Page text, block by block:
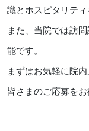
識とホスピタリティ
また、当院では訪
能です。
まずはお気軽に院
皆さまのご応募をお